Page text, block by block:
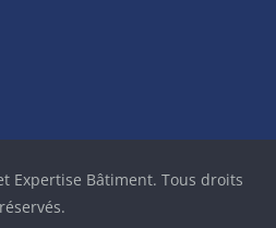
Expertise Bâtiment. Tous droits
réservés.